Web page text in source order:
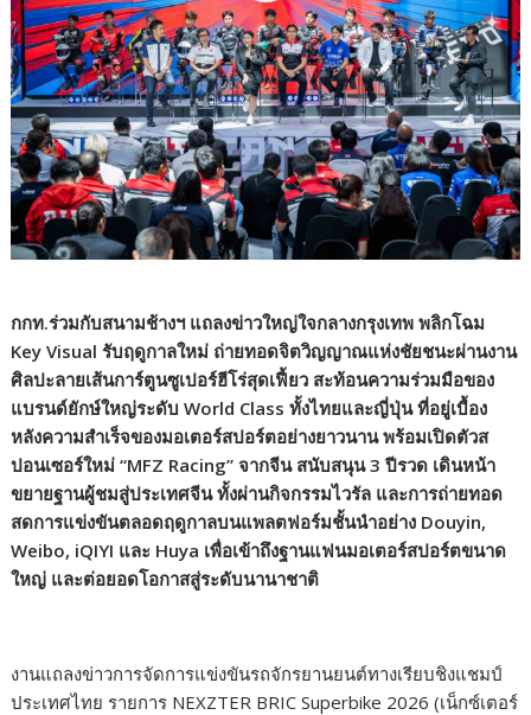
กกท.ร่วมกับสนามช้างฯ แถลงข่าวใหญ่ใจกลางกรุงเทพ พลิกโฉม
Key Visual รับฤดูกาลใหม่ ถ่ายทอดจิตวิญญาณแห่งชัยชนะผ่านงาน
ศิลปะลายเส้นการ์ตูนซูเปอร์ฮีโร่สุดเฟี้ยว สะท้อนความร่วมมือของ
แบรนด์ยักษ์ใหญ่ระดับ World Class ทั้งไทยและญี่ปุ่น ที่อยู่เบื้อง
หลังความสำเร็จของมอเตอร์สปอร์ตอย่างยาวนาน พร้อมเปิดตัวส
ปอนเซอร์ใหม่ “MFZ Racing” จากจีน สนับสนุน 3 ปีรวด เดินหน้า
ขยายฐานผู้ชมสู่ประเทศจีน ทั้งผ่านกิจกรรมไวรัล และการถ่ายทอด
สดการแข่งขันตลอดฤดูกาลบนแพลตฟอร์มชั้นนำอย่าง Douyin,
Weibo, iQIYI และ Huya เพื่อเข้าถึงฐานแฟนมอเตอร์สปอร์ตขนาด
ใหญ่ และต่อยอดโอกาสสู่ระดับนานาชาติ
งานแถลงข่าวการจัดการแข่งขันรถจักรยานยนต์ทางเรียบชิงแชมป์
ประเทศไทย รายการ NEXZTER BRIC Superbike 2026 (เน็กซ์เตอร์